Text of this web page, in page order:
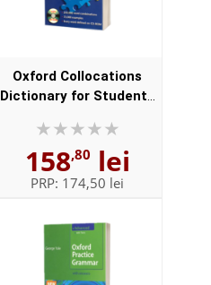
Oxford Collocations
Dictionary for Students
For students of English -
Format, Paperback
158,80 lei
PRP: 174,50 lei